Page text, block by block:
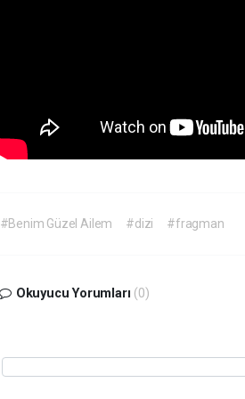
#Benim Güzel Ailem #dizi #fragman
Okuyucu Yorumları (0)